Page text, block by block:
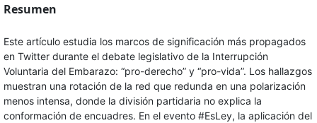
Resumen
Este artículo estudia los marcos de significación más propagados
en Twitter durante el debate legislativo de la Interrupción
Voluntaria del Embarazo: “pro-derecho” y “pro-vida”. Los hallazgos
muestran una rotación de la red que redunda en una polarización
menos intensa, donde la división partidaria no explica la
conformación de encuadres. En el evento #EsLey, la aplicación del